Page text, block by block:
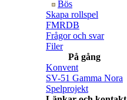
Bös
Skapa rollspel
FMRDB
Frågor och svar
Filer
På gång
Konvent
SV-51 Gamma Nora
Spelprojekt